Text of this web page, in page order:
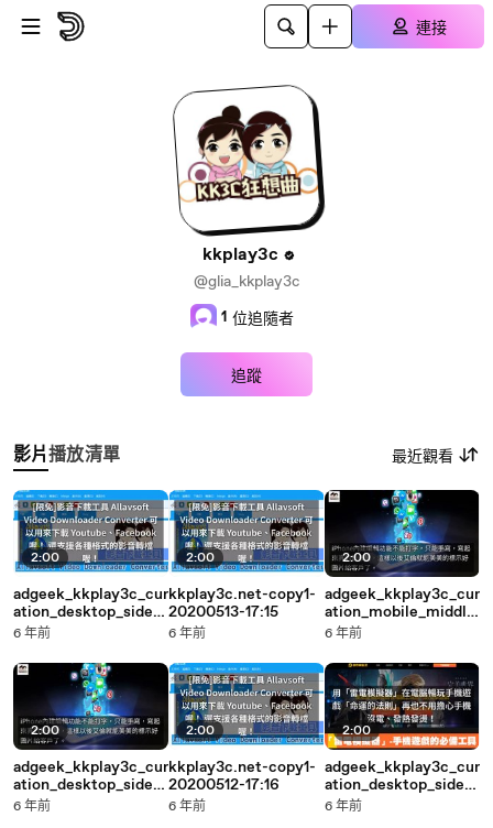
跳至主內容
連接
kkplay3c
@glia_kkplay3c
1 位追隨者
追蹤
影片播放清單 最近觀看
2:00
adgeek_kkplay3c_cur
ation_desktop_sideb
ar-copy1-20200513-
6 年前
2:00
adgeek_kkplay3c_cur
ation_desktop_sideb
ar-copy1-20200512-
6 年前
2:00
kkplay3c.net-copy1-
20200513-17:15
6 年前
2:00
kkplay3c.net-copy1-
20200512-17:16
6 年前
2:00
adgeek_kkplay3c_cur
ation_mobile_middle
-copy1-20200512-
6 年前
2:00
adgeek_kkplay3c_cur
ation_desktop_sideb
ar-copy1-20200511-
6 年前